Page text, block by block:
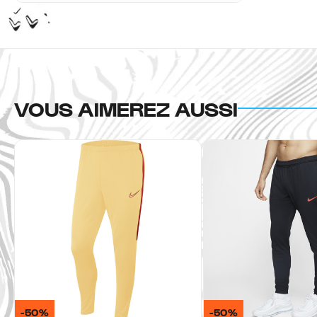
VOUS AIMEREZ AUSSI
-50% -50%